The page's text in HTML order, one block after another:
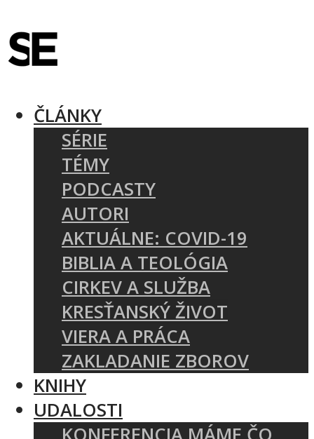
ČLÁNKY
SÉRIE
TÉMY
PODCASTY
AUTORI
AKTUÁLNE: COVID-19
BIBLIA A TEOLÓGIA
CIRKEV A SLUŽBA
KRESŤANSKÝ ŽIVOT
VIERA A PRÁCA
ZAKLADANIE ZBOROV
KNIHY
UDALOSTI